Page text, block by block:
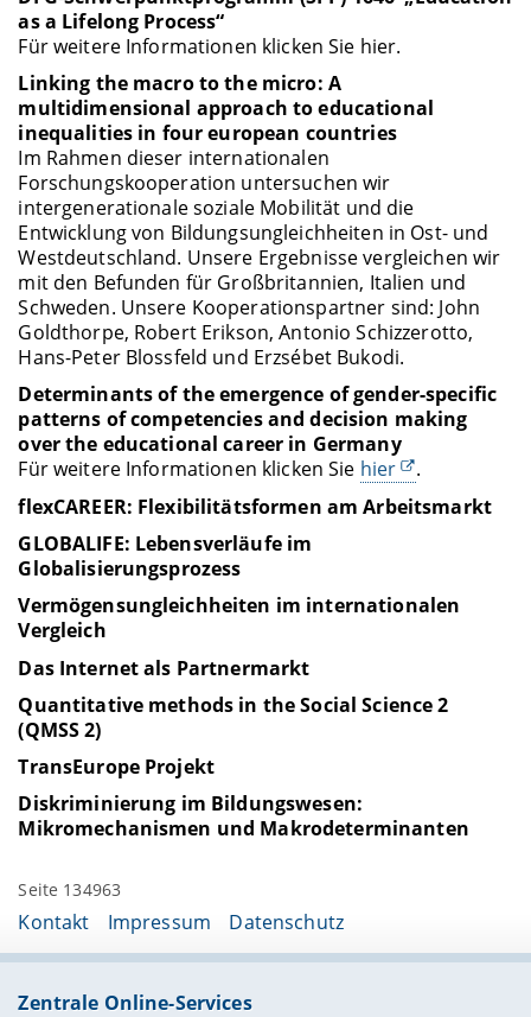
as a Lifelong Process“
Für weitere Informationen klicken Sie hier.
Linking the macro to the micro: A
multidimensional approach to educational
inequalities in four european countries
Im Rahmen dieser internationalen
Forschungskooperation untersuchen wir
intergenerationale soziale Mobilität und die
Entwicklung von Bildungsungleichheiten in Ost- und
Westdeutschland. Unsere Ergebnisse vergleichen wir
mit den Befunden für Großbritannien, Italien und
Schweden. Unsere Kooperationspartner sind: John
Goldthorpe, Robert Erikson, Antonio Schizzerotto,
Hans-Peter Blossfeld und Erzsébet Bukodi.
Determinants of the emergence of gender-specific
patterns of competencies and decision making
over the educational career in Germany
Für weitere Informationen klicken Sie hier
.
flexCAREER: Flexibilitätsformen am Arbeitsmarkt
GLOBALIFE: Lebensverläufe im
Globalisierungsprozess
Vermögensungleichheiten im internationalen
Vergleich
Das Internet als Partnermarkt
Quantitative methods in the Social Science 2
(QMSS 2)
TransEurope Projekt
Diskriminierung im Bildungswesen:
Mikromechanismen und Makrodeterminanten
Seite 134963
Kontakt Impressum Datenschutz
Zentrale Online-Services